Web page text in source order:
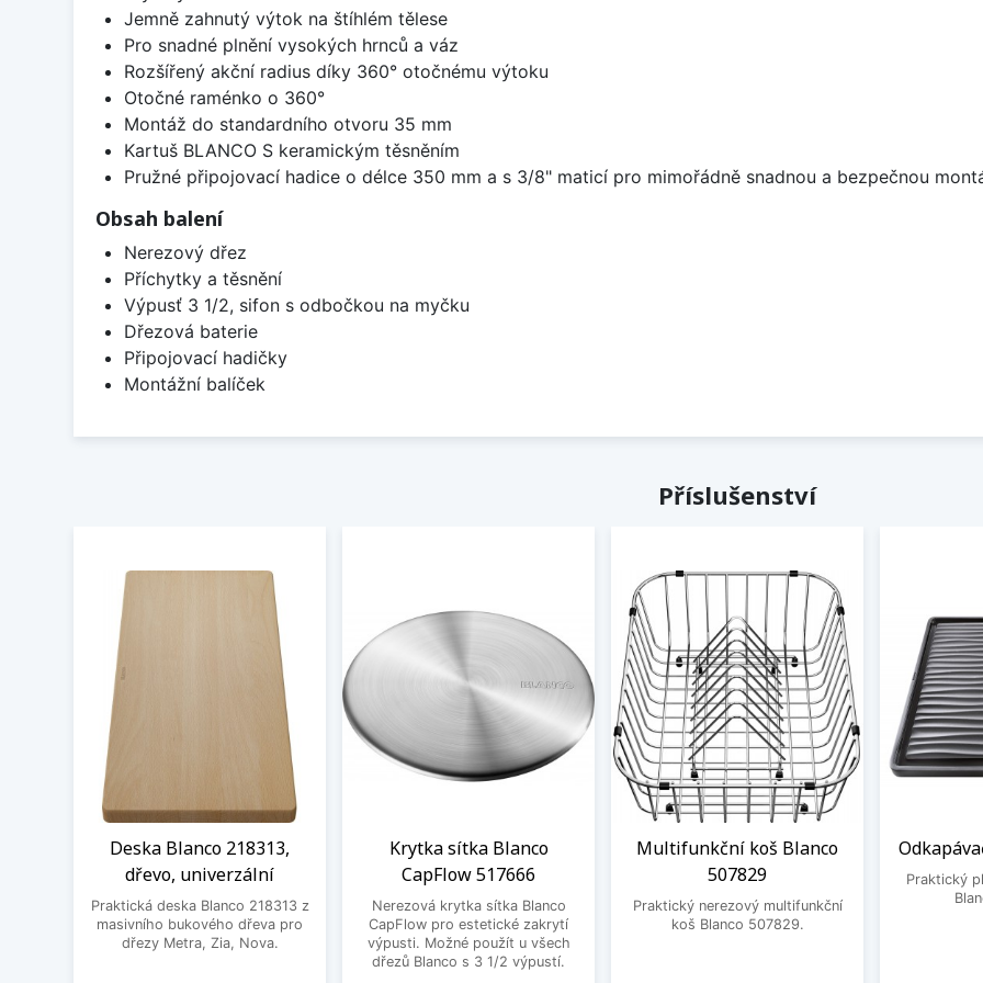
Jemně zahnutý výtok na štíhlém tělese
Pro snadné plnění vysokých hrnců a váz
Rozšířený akční radius díky 360° otočnému výtoku
Otočné raménko o 360°
Montáž do standardního otvoru 35 mm
Kartuš BLANCO S keramickým těsněním
Pružné připojovací hadice o délce 350 mm a s 3/8" maticí pro mimořádně snadnou a bezpečnou
Obsah balení
Nerezový dřez
Příchytky a těsnění
Výpusť 3 1/2, sifon s odbočkou na myčku
Dřezová baterie
Připojovací hadičky
Montážní balíček
Příslušenství
Deska Blanco 218313,
dřevo, univerzální
Praktická deska Blanco 218313 z
masivního bukového dřeva pro
dřezy Metra, Zia, Nova.
Krytka sítka Blanco
CapFlow 517666
Nerezová krytka sítka Blanco
CapFlow pro estetické zakrytí
výpusti. Možné použít u všech
dřezů Blanco s 3 1/2 výpustí.
Multifunkční koš Blanco
507829
Praktický nerezový multifunkční
koš Blanco 507829.
Praktický